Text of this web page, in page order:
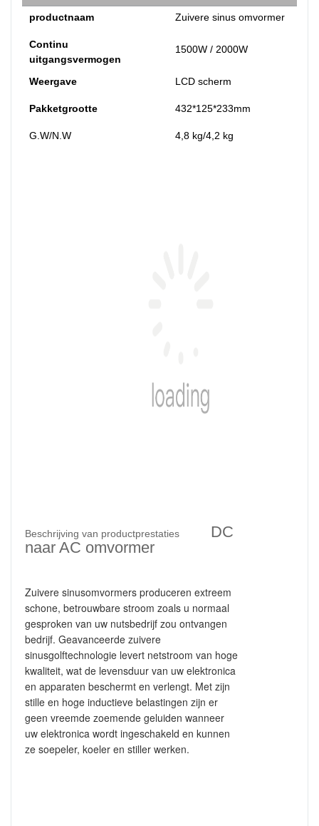
productnaam Zuivere sinus omvormer
Continu
uitgangsvermogen
1500W / 2000W
Weergave LCD scherm
Pakketgrootte 432*125*233mm
G.W/N.W 4,8 kg/4,2 kg
Beschrijving van productprestaties DC
naar AC omvormer
Zuivere sinusomvormers produceren extreem
schone, betrouwbare stroom zoals u normaal
gesproken van uw nutsbedrijf zou ontvangen
bedrijf. Geavanceerde zuivere
sinusgolftechnologie levert netstroom van hoge
kwaliteit, wat de levensduur van uw elektronica
en apparaten beschermt en verlengt. Met zijn
stille en hoge inductieve belastingen zijn er
geen vreemde zoemende geluiden wanneer
uw elektronica wordt ingeschakeld en kunnen
ze soepeler, koeler en stiller werken.